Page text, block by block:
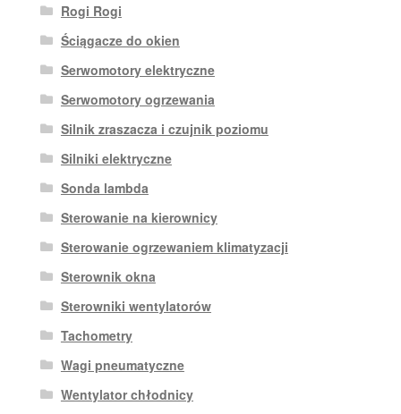
Rogi Rogi
Ściągacze do okien
Serwomotory elektryczne
Serwomotory ogrzewania
Silnik zraszacza i czujnik poziomu
Silniki elektryczne
Sonda lambda
Sterowanie na kierownicy
Sterowanie ogrzewaniem klimatyzacji
Sterownik okna
Sterowniki wentylatorów
Tachometry
Wagi pneumatyczne
Wentylator chłodnicy